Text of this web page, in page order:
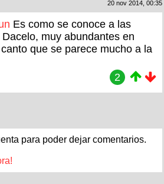
20 nov 2014, 00:35
Es como se conoce a las
muy abundantes en
que se parece mucho a la
2
para poder dejar comentarios.